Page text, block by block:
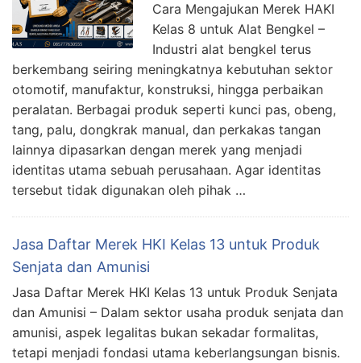
Cara Mengajukan Merek HAKI
Kelas 8 untuk Alat Bengkel –
Industri alat bengkel terus
berkembang seiring meningkatnya kebutuhan sektor
otomotif, manufaktur, konstruksi, hingga perbaikan
peralatan. Berbagai produk seperti kunci pas, obeng,
tang, palu, dongkrak manual, dan perkakas tangan
lainnya dipasarkan dengan merek yang menjadi
identitas utama sebuah perusahaan. Agar identitas
tersebut tidak digunakan oleh pihak …
Jasa Daftar Merek HKI Kelas 13 untuk Produk
Senjata dan Amunisi
Jasa Daftar Merek HKI Kelas 13 untuk Produk Senjata
dan Amunisi – Dalam sektor usaha produk senjata dan
amunisi, aspek legalitas bukan sekadar formalitas,
tetapi menjadi fondasi utama keberlangsungan bisnis.